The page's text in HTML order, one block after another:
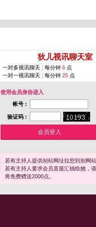
狄儿视讯聊天室
一对多视讯聊天 : 每分钟 6 点
一对一视讯聊天 : 每分钟 25 点
使用会员身份进入
帐号 :
验证码 :
若有主持人提供别站网址拉您到别网
若有主持人要求会员直接汇钱给她，
将免费赠送2000点。